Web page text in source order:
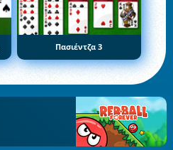
Πασιέντζα 3